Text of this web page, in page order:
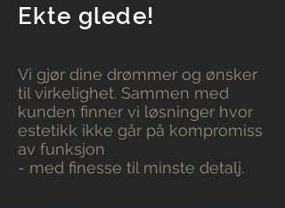
Ekte glede!
Vi gjør dine drømmer og ønsker
til virkelighet. Sammen med
kunden finner vi løsninger hvor
estetikk ikke går på kompromiss
av funksjon
- med finesse til minste detalj.